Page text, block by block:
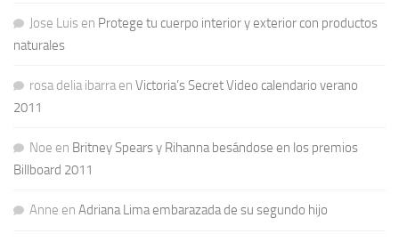
Jose Luis en Protege tu cuerpo interior y exterior con productos
naturales
rosa delia ibarraen Victoria’s Secret Video calendario verano
2011
Noe en Britney Spears y Rihanna besándose en los premios
Billboard 2011
Anne en Adriana Lima embarazada de su segundo hijo